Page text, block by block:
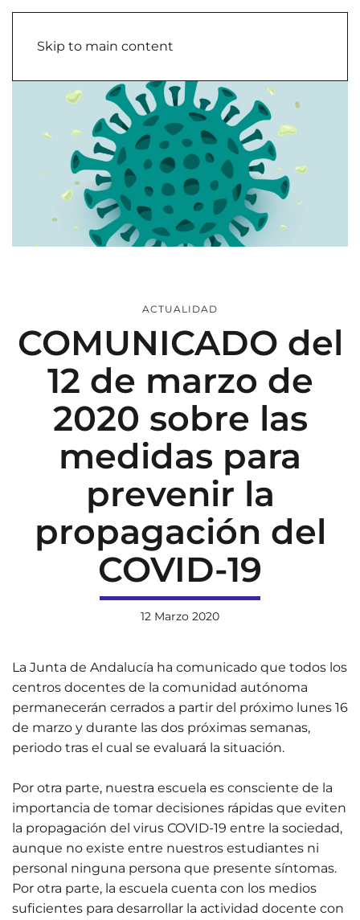
Skip to main content
ACTUALIDAD
COMUNICADO del
12 de marzo de
2020 sobre las
medidas para
prevenir la
propagación del
COVID-19
12 Marzo 2020
La Junta de Andalucía ha comunicado que todos los
centros docentes de la comunidad autónoma
permanecerán cerrados a partir del próximo lunes 16
de marzo y durante las dos próximas semanas,
periodo tras el cual se evaluará la situación.
Por otra parte, nuestra escuela es consciente de la
importancia de tomar decisiones rápidas que eviten
la propagación del virus COVID-19 entre la sociedad,
aunque no existe entre nuestros estudiantes ni
personal ninguna persona que presente síntomas.
Por otra parte, la escuela cuenta con los medios
suficientes para desarrollar la actividad docente con